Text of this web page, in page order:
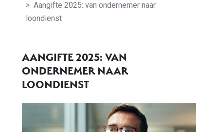
Aangifte 2025: van ondernemer naar
loondienst
AANGIFTE 2025: VAN
ONDERNEMER NAAR
LOONDIENST